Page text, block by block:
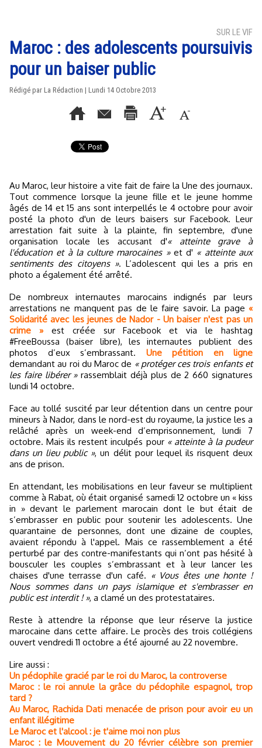
SUR LE VIF
Maroc : des adolescents poursuivis
pour un baiser public
Rédigé par La Rédaction | Lundi 14 Octobre 2013
Au Maroc, leur histoire a vite fait de faire la Une des journaux.
Tout commence lorsque la jeune fille et le jeune homme
âgés de 14 et 15 ans sont interpellés le 4 octobre pour avoir
posté la photo d'un de leurs baisers sur Facebook. Leur
arrestation fait suite à la plainte, fin septembre, d'une
organisation locale les accusant d'« atteinte grave à
l'éducation et à la culture marocaines »et d' « atteinte aux
sentiments des citoyens ». L’adolescent qui les a pris en
photo a également été arrêté.
De nombreux internautes marocains indignés par leurs
arrestations ne manquent pas de le faire savoir. La page «
Solidarité avec les jeunes de Nador - Un baiser n'est pas un
crime »est créée sur Facebook et via le hashtag
#FreeBoussa (baiser libre), les internautes publient des
photos d’eux s’embrassant. Une pétition en ligne
demandant au roi du Maroc de « protéger ces trois enfants et
les faire libérer »rassemblait déjà plus de 2 660 signatures
lundi 14 octobre.
Face au tollé suscité par leur détention dans un centre pour
mineurs à Nador, dans le nord-est du royaume, la justice les a
relâché après un week-end d’emprisonnement, lundi 7
octobre. Mais ils restent inculpés pour « atteinte à la pudeur
dans un lieu public », un délit pour lequel ils risquent deux
ans de prison.
En attendant, les mobilisations en leur faveur se multiplient
comme à Rabat, où était organisé samedi 12 octobre un « kiss
in » devant le parlement marocain dont le but était de
s’embrasser en public pour soutenir les adolescents. Une
quarantaine de personnes, dont une dizaine de couples,
avaient répondu à l'appel. Mais ce rassemblement a été
perturbé par des contre-manifestants qui n’ont pas hésité à
bousculer les couples s’embrassant et à leur lancer les
chaises d'une terrasse d'un café. « Vous êtes une honte !
Nous sommes dans un pays islamique et s'embrasser en
public est interdit ! », a clamé un des protestataires.
Reste à attendre la réponse que leur réserve la justice
marocaine dans cette affaire. Le procès des trois collégiens
ouvert vendredi 11 octobre a été ajourné au 22 novembre.
Lire aussi :
Un pédophile gracié par le roi du Maroc, la controverse
Maroc : le roi annule la grâce du pédophile espagnol, trop
tard ?
Au Maroc, Rachida Dati menacée de prison pour avoir eu un
enfant illégitime
Le Maroc et l'alcool : je t'aime moi non plus
Maroc : le Mouvement du 20 février célèbre son premier